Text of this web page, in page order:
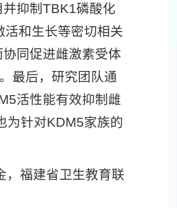
抑制TBK1磷酸化
和生长等密切相关
同促进雌激素受体
最后，研究团队通
活性能有效抑制雌
为针对KDM5家族的
，福建省卫生教育联